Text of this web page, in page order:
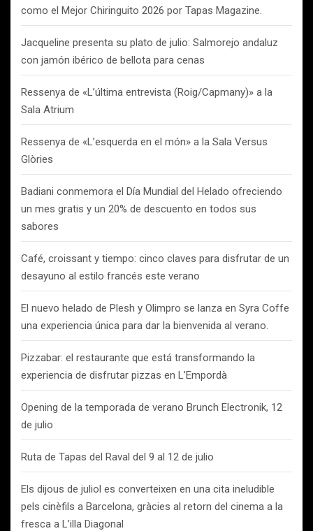
como el Mejor Chiringuito 2026 por Tapas Magazine.
Jacqueline presenta su plato de julio: Salmorejo andaluz
con jamón ibérico de bellota para cenas
Ressenya de «L’última entrevista (Roig/Capmany)» a la
Sala Atrium
Ressenya de «L’esquerda en el món» a la Sala Versus
Glòries
Badiani conmemora el Día Mundial del Helado ofreciendo
un mes gratis y un 20% de descuento en todos sus
sabores
Café, croissant y tiempo: cinco claves para disfrutar de un
desayuno al estilo francés este verano
El nuevo helado de Plesh y Olimpro se lanza en Syra Coffe
una experiencia única para dar la bienvenida al verano.
Pizzabar: el restaurante que está transformando la
experiencia de disfrutar pizzas en L’Empordà
Opening de la temporada de verano Brunch Electronik, 12
de julio
Ruta de Tapas del Raval del 9 al 12 de julio
Els dijous de juliol es converteixen en una cita ineludible
pels cinèfils a Barcelona, gràcies al retorn del cinema a la
fresca a L’illa Diagonal